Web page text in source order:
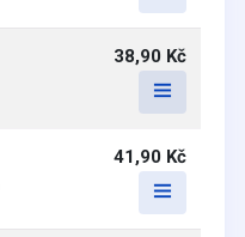
38,90 Kč
41,90 Kč